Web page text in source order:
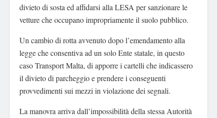
divieto di sosta ed affidarsi alla LESA per sanzionare le
vetture che occupano impropriamente il suolo pubblico.
Un cambio di rotta avvenuto dopo l’emendamento alla
legge che consentiva ad un solo Ente statale, in questo
caso Transport Malta, di apporre i cartelli che indicassero
il divieto di parcheggio e prendere i conseguenti
provvedimenti sui mezzi in violazione dei segnali.
La manovra arriva dall’impossibilità della stessa Autorità